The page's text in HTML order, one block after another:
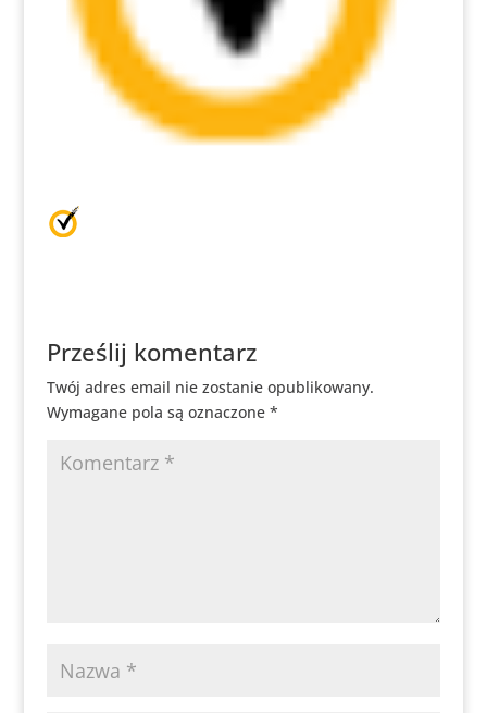
Prześlij komentarz
Twój adres email nie zostanie opublikowany.
Wymagane pola są oznaczone *